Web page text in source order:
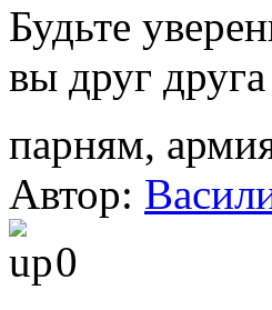
Будьте
вы друг
парням,
Автор:
0